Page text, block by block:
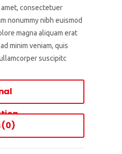
consectetuer
nonummy nibh euismod
magna aliquam erat
minim veniam, quis
suscipitc
(0)